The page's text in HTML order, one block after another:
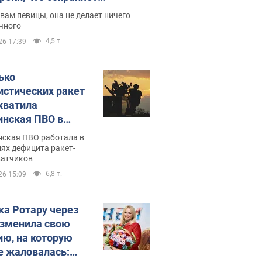
ведь у нее нет детей
певицы, она не делает ничего
17:39 4,5 т.
ракет
ПВО в
в Минобороны
цифру
ПВО работала в
дефицита ракет-
15:09 6,8 т.
Ротару через
свою
на которую
жаловалась: